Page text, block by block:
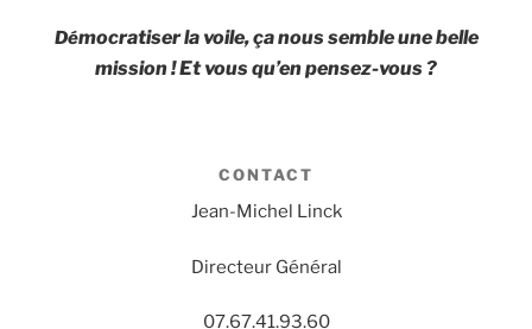
Démocratiser la voile, ça nous semble une belle
mission ! Et vous qu’en pensez-vous ?
CONTACT
Jean-Michel Linck
Directeur Général
07.67.41.93.60